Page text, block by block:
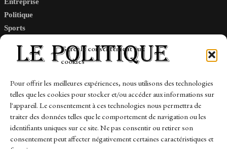
Gérer le consentement aux
cookies
Pour offrir les meilleures expériences, nous utilisons des technologies
telles que les cookies pour stocker et/ou accéder aux informations sur
l'appareil. Le consentement à ces technologies nous permettra de
traiter des données telles que le comportement de navigation ou les
identifiants uniques sur ce site. Ne pas consentir ou retirer son
consentement peut affecter négativement certaines caractéristiques et
Entreprise
Politique
Sports
Links
Contact
Sitemap